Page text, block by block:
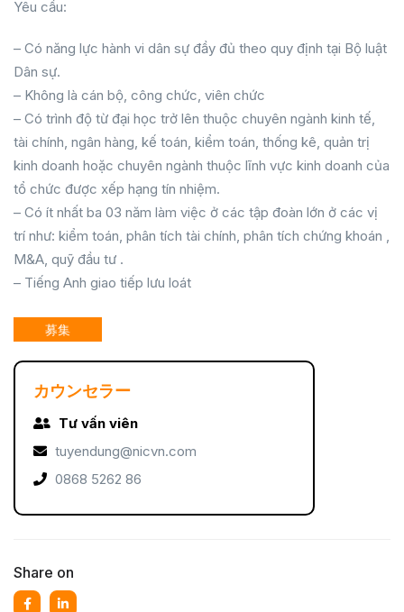
Yêu cầu:
– Có năng lực hành vi dân sự đầy đủ theo quy định tại Bộ luật
Dân sự.
– Không là cán bộ, công chức, viên chức
– Có trình độ từ đại học trở lên thuộc chuyên ngành kinh tế,
tài chính, ngân hàng, kế toán, kiểm toán, thống kê, quản trị
kinh doanh hoặc chuyên ngành thuộc lĩnh vực kinh doanh của
tổ chức được xếp hạng tín nhiệm.
– Có ít nhất ba 03 năm làm việc ở các tập đoàn lớn ở các vị
trí như: kiểm toán, phân tích tài chính, phân tích chứng khoán ,
M&A, quỹ đầu tư .
– Tiếng Anh giao tiếp lưu loát
募集
カウンセラー
Tư vấn viên
tuyendung@nicvn.com
0868 5262 86
Share on